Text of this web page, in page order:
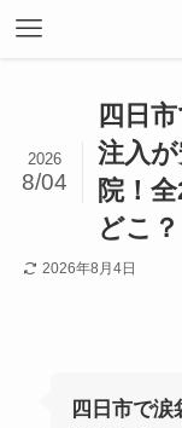
四日
注入
院！
どこ？
2026
8/04
2026年8月4日
四日市で